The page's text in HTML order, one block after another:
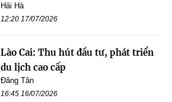
Hải Hà
12:20 17/07/2026
Lào Cai: Thu hút đầu tư, phát triển
du lịch cao cấp
Đăng Tân
16:45 16/07/2026